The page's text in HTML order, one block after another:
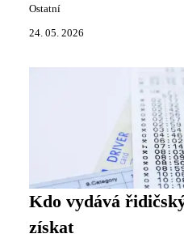
Ostatní
24. 05. 2026
Kdo vydává
získat